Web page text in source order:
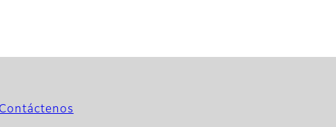
Contáctenos